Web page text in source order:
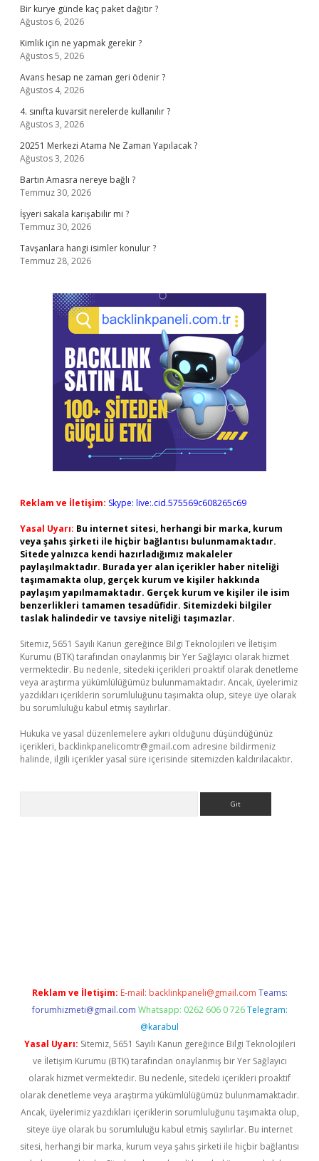
Bir kurye günde kaç paket dağıtır ?
Ağustos 6, 2026
Kimlik için ne yapmak gerekir ?
Ağustos 5, 2026
Avans hesap ne zaman geri ödenir ?
Ağustos 4, 2026
4. sınıfta kuvarsit nerelerde kullanılır ?
Ağustos 3, 2026
20251 Merkezi Atama Ne Zaman Yapılacak ?
Ağustos 3, 2026
Bartın Amasra nereye bağlı ?
Temmuz 30, 2026
İşyeri sakala karışabilir mi ?
Temmuz 30, 2026
Tavşanlara hangi isimler konulur ?
Temmuz 28, 2026
Reklam ve İletişim: Skype: live:.cid.575569c608265c69
Yasal Uyarı: Bu internet sitesi, herhangi bir marka, kurum
veya şahıs şirketi ile hiçbir bağlantısı bulunmamaktadır.
Sitede yalnızca kendi hazırladığımız makaleler
paylaşılmaktadır. Burada yer alan içerikler haber niteliği
taşımamakta olup, gerçek kurum ve kişiler hakkında
paylaşım yapılmamaktadır. Gerçek kurum ve kişiler ile isim
benzerlikleri tamamen tesadüfidir. Sitemizdeki bilgiler
taslak halindedir ve tavsiye niteliği taşımazlar.
Sitemiz, 5651 Sayılı Kanun gereğince Bilgi Teknolojileri ve İletişim
Kurumu (BTK) tarafından onaylanmış bir Yer Sağlayıcı olarak hizmet
vermektedir. Bu nedenle, sitedeki içerikleri proaktif olarak denetleme
veya araştırma yükümlülüğümüz bulunmamaktadır. Ancak, üyelerimiz
yazdıkları içeriklerin sorumluluğunu taşımakta olup, siteye üye olarak
bu sorumluluğu kabul etmiş sayılırlar.
Hukuka ve yasal düzenlemelere aykırı olduğunu düşündüğünüz
içerikleri, backlinkpanelicomtr@gmail.com adresine bildirmeniz
halinde, ilgili içerikler yasal süre içerisinde sitemizden kaldırılacaktır.
Reklam ve İletişim: E-mail: backlinkpaneli@gmail.com Teams:
forumhizmeti@gmail.com Whatsapp: 0262 606 0 726 Telegram:
@karabul
Yasal Uyarı: Sitemiz, 5651 Sayılı Kanun gereğince Bilgi Teknolojileri
ve İletişim Kurumu (BTK) tarafından onaylanmış bir Yer Sağlayıcı
olarak hizmet vermektedir. Bu nedenle, sitedeki içerikleri proaktif
olarak denetleme veya araştırma yükümlülüğümüz bulunmamaktadır.
Ancak, üyelerimiz yazdıkları içeriklerin sorumluluğunu taşımakta olup,
siteye üye olarak bu sorumluluğu kabul etmiş sayılırlar. Bu internet
sitesi, herhangi bir marka, kurum veya şahıs şirketi ile hiçbir bağlantısı